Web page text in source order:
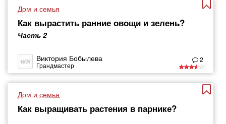
Дом и семья
Как вырастить ранние овощи и зелень?
Часть 2
Виктория Бобылева
Грандмастер
2
Дом и семья
Как выращивать растения в парнике?